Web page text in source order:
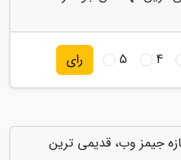
4
5 رای
جیمز وب، قدیمی ترین